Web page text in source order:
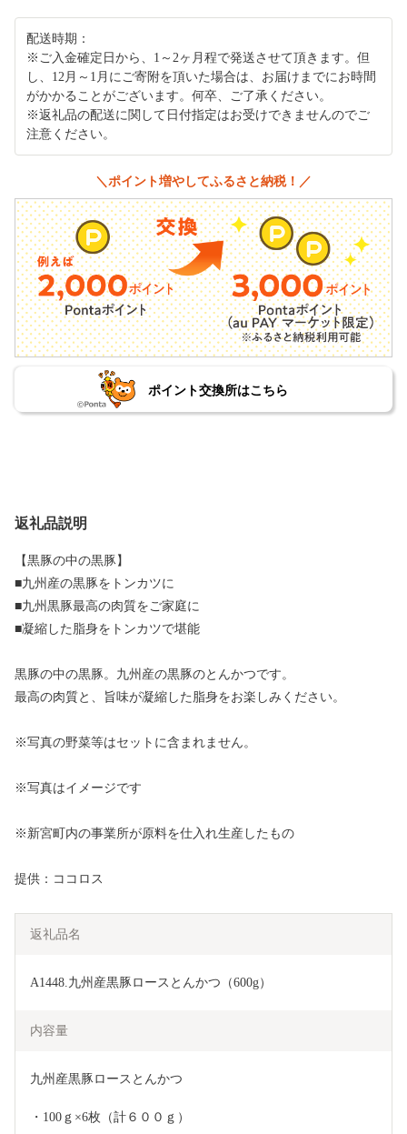
配送時期：
※ご入金確定日から、1～2ヶ月程で発送させて頂きます。但
し、12月～1月にご寄附を頂いた場合は、お届けまでにお時間
がかかることがございます。何卒、ご了承ください。
※返礼品の配送に関して日付指定はお受けできませんのでご
注意ください。
＼ポイント増やしてふるさと納税！／
ポイント交換所はこちら
返礼品説明
【黒豚の中の黒豚】
■九州産の黒豚をトンカツに
■九州黒豚最高の肉質をご家庭に
■凝縮した脂身をトンカツで堪能
黒豚の中の黒豚。九州産の黒豚のとんかつです。
最高の肉質と、旨味が凝縮した脂身をお楽しみください。
※写真の野菜等はセットに含まれません。
※写真はイメージです
※新宮町内の事業所が原料を仕入れ生産したもの
提供：ココロス
返礼品名
A1448.九州産黒豚ロースとんかつ（600g）
内容量
九州産黒豚ロースとんかつ
・100ｇ×6枚（計６００ｇ）